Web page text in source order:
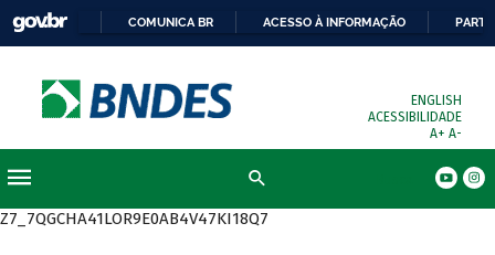
COMUNICA BR ACESSO À INFORMAÇÃO
ENGLISH
ACESSIBILIDADE
A+ A-
Z7_7QGCHA41LOR9E0AB4V47KI18Q7